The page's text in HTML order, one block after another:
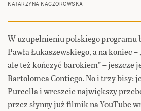
KATARZYNA KACZOROWSKA
W uzupełnieniu polskiego programu
Pawła Łukaszewskiego, a na koniec
ale też kończyć barokiem” – jeszcze
Bartolomea Contiego. No i trzy bisy:
Purcellai wreszcie największy
przezsłynny już filmikna YouTube